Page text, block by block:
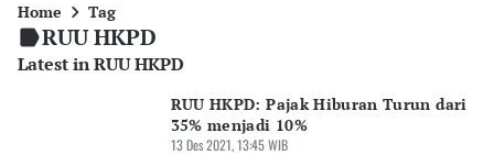
Home Tag
RUU HKPD
Latest in RUU HKPD
RUU HKPD: Pajak Hiburan Turun dari
35% menjadi 10%
13 Des 2021, 13:45 WIB